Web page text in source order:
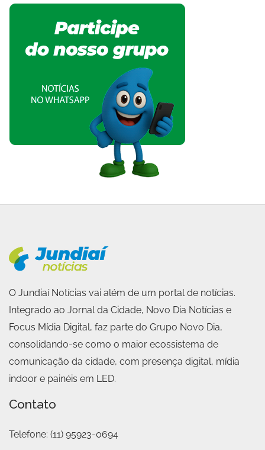
O Jundiaí Notícias vai além de um portal de notícias.
Integrado ao Jornal da Cidade, Novo Dia Notícias e
Focus Mídia Digital, faz parte do Grupo Novo Dia,
consolidando-se como o maior ecossistema de
comunicação da cidade, com presença digital, mídia
indoor e painéis em LED.
Contato
Telefone: (11) 95923-0694